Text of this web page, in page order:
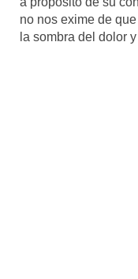
no nos exime de
la sombra del dolor